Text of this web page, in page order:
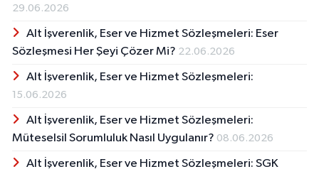
29.06.2026
Alt İşverenlik, Eser ve Hizmet Sözleşmeleri: Eser
Sözleşmesi Her Şeyi Çözer Mi? 22.06.2026
Alt İşverenlik, Eser ve Hizmet Sözleşmeleri:
15.06.2026
Alt İşverenlik, Eser ve Hizmet Sözleşmeleri:
Müteselsil Sorumluluk Nasıl Uygulanır? 08.06.2026
Alt İşverenlik, Eser ve Hizmet Sözleşmeleri: SGK